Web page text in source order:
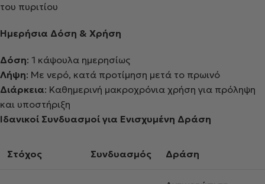
του πυριτίου
Ημερήσια Δόση & Χρήση
Δόση: 1 κάψουλα ημερησίως
Λήψη: Με νερό, κατά προτίμηση μετά το πρωινό
Διάρκεια: Καθημερινή μακροχρόνια χρήση για πρόληψη
και υποστήριξη
Ιδανικοί Συνδυασμοί για Ενισχυμένη Δράση
Στόχος Συνδυασμός Δράση